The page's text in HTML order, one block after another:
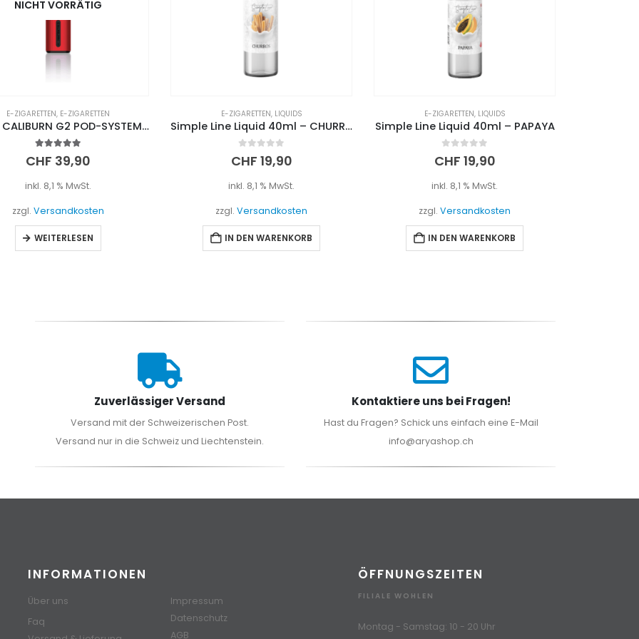
E-ZIGARETTEN,LIQUIDS
Simple Line Liquid 40ml – CHURROS
out of 5
CHF 19,90
inkl. 8,1 % MwSt.
zzgl. Versandkosten
IN DEN WARENKORB
E-ZIGARETTEN, LIQUIDS
Simple Line Liquid 40ml – PAPAYA
out of 5
CHF 19,90
inkl. 8,1 % MwSt.
zzgl. Versandkosten
IN DEN WARENKORB
E-ZIGARETTEN, LIQUIDS
Simple Line Liquid 40ml – ERDBEERE
out of 5
CHF 19,90
inkl. 8,1 % MwSt.
zzgl. Versandkosten
IN DEN WARENKORB
Zuverlässiger Versand
Versand mit der Schweizerischen Post.
Versand nur in die Schweiz und Liechtenstein.
Kontaktiere uns bei Fragen!
Hast du Fragen? Schick uns einfach eine E-Mail
info@aryashop.ch
INFORMATIONEN
Über uns
Faq
Impressum
Datenschutz
AGB
ÖFFNUNGSZEITEN
FILIALE WOHLEN
Montag - Samstag: 10 - 20 Uhr